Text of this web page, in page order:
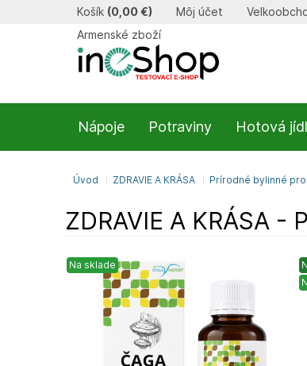
ZDRAVIE A KRÁSA
Na sklade
Košík (0,00 €) Môj účet
Armenské zboží
Úvod ZDRAVIE A KRÁSA Prírodné bylinné
Nápoje Potraviny Hotová